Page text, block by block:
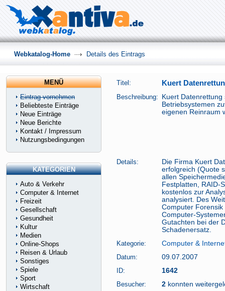
Titel: Kuert
Beschreibung:
Kuert
Betriebsystemen
eigenen Reinraum
Details:
Die Firma Kuert
erfolgreich (Quote
allen
Festplatten, RAID-
kostenlos zur
analysiert. Des
Computer
Computer-
Gutachten bei der
Schadenersatz.
Kategorie:
Computer &
Datum:
09.07.2007
ID:
1642
Besucher:
2 konnten
Webkatalog-Home Details des Eintrags
MENÜ
Eintrag vornehmen
Beliebteste Einträge
Neue Einträge
Neue Berichte
Kontakt / Impressum
Nutzungsbedingungen
KATEGORIEN
Auto & Verkehr
Computer & Internet
Freizeit
Gesellschaft
Gesundheit
Kultur
Medien
Online-Shops
Reisen & Urlaub
Sonstiges
Spiele
Sport
Wirtschaft